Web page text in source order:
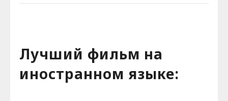
Лучший фильм на
иностранном языке: